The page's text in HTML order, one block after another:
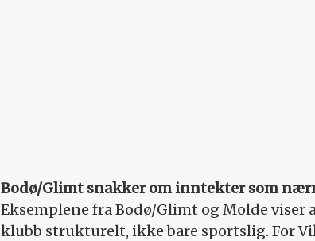
Bodø/Glimt snakker om inntekter som
Eksemplene fra Bodø/Glimt og Molde viser
klubb strukturelt, ikke bare sportslig. For